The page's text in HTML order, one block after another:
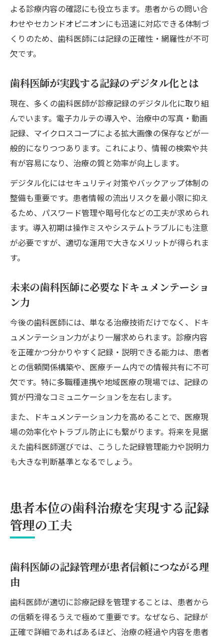
よる診療内容の確認にも役立ちます。患者からの問い合
わせやセカンドオピニオンにも迅速に対応できる体制づ
くりのため、歯科医師には記録の正確性・網羅性が不可
欠です。
歯科医師が実践する記録のデジタル化とは
現在、多くの歯科医師が診療記録のデジタル化に取り組
んでいます。電子カルテの導入や、治療中の写真・動画
記録、マイクロスコープによる拡大画像の保存などが一
般的になりつつあります。これにより、情報の検索や共
有が容易になり、治療の質と効率が向上します。
デジタル化にはセキュリティ対策やバックアップ体制の
整備も重要です。患者情報の流出リスクを最小限に抑え
るため、パスワード管理や暗号化などの工夫が求められ
ます。導入初期は操作ミスやシステムトラブルにも注意
が必要ですが、適切な運用で大きなメリットが得られま
す。
未来の歯科医師に必要なドキュメンテーショ
ン力
今後の歯科医師には、単なる治療技術だけでなく、ドキ
ュメンテーション力がより一層求められます。診療内容
を正確かつ分かりやすく記録・説明できる能力は、患者
との信頼関係構築や、医療チーム内での情報共有に不可
欠です。特に多職種連携や地域医療の現場では、記録の
質が円滑なコミュニケーションを左右します。
また、ドキュメンテーション力を高めることで、医療現
場の効率化やトラブル防止にも繋がります。将来を見据
えた歯科医師選びでは、こうした記録管理能力や説明力
も大きな判断基準となるでしょう。
患者本位の歯科治療を実現する記録
管理の工夫
歯科医師の記録管理が患者信頼につながる理
由
歯科医師が適切に診療記録を管理することは、患者から
の信頼を得るうえで極めて重要です。なぜなら、記録が
正確で詳細であればあるほど、治療の経過や内容を患者